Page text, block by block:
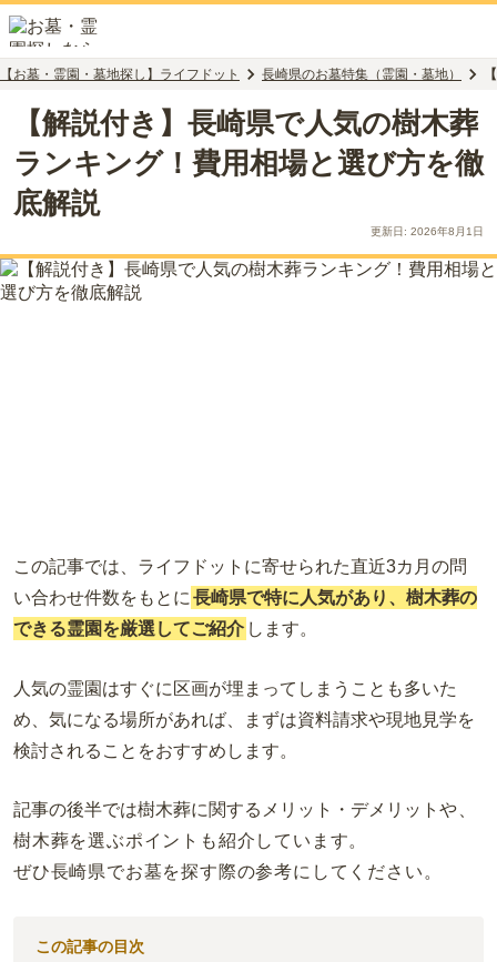
【お墓・霊園・墓地探し】ライフドット 長崎県のお墓特集（霊園・墓地）
【解説付き】長崎県で人気の樹木葬
ランキング！費用相場と選び方を徹
底解説
更新日: 2026年8月1日
この記事では、 ライフドットに寄せられた直近3カ月の問
い合わせ件数をもとに 長崎県で特に人気があり、樹木葬の
できる霊園を厳選してご紹介 します。
人気の霊園はすぐに区画が埋まってしまうことも多いた
め、気になる場所があれば、まずは資料請求や現地見学を
検討されることをおすすめします。
記事の後半では樹木葬に関するメリット・デメリット や、
樹木葬を選ぶポイントも紹介しています。
ぜひ長崎県でお墓を探す際の参考にしてください。
この記事の目次